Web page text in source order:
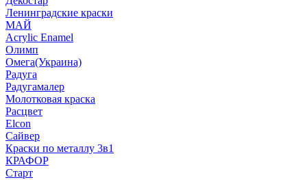
Ленинградские краски
МАЙ
Acrylic Enamel
Олимп
Омега(Украина)
Радуга
Радугамалер
Молотковая краска
Расцвет
Elcon
Сайвер
Краски по металлу 3в1
КРАФОР
Старт